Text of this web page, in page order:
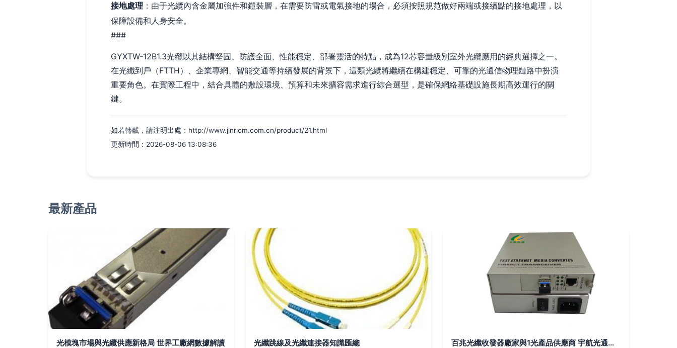
接地處理 ：由于光纜內含金屬加強件和鎧裝層，在需要防雷或電氣接地的場合，必須按照規范做好兩端或接續點的接地處理，以
保障設備和人身安全。
###
GYXTW-12B1.3光纜以其結構堅固、防護全面、性能穩定、部署靈活的特點，成為12芯容量級別室外光纜應用的經典選擇之一。
在光纖到戶（FTTH）、企業專網、智能交通等持續發展的背景下，這類光纜將繼續在構建穩定、可靠的光通信物理鏈路中扮演
重要角色。在實際工程中，結合具體的敷設環境、預算和未來擴容需求進行綜合選型，是確保網絡基礎設施長期高效運行的關
鍵。
如若轉載，請注明出處：http://www.jinricm.com.cn/product/21.html
更新時間：2026-08-06 13:08:36
最新產品
光模塊市場與光纜供應新格局 世界工廠網數據解讀 光纖跳線及光纖連接器知識匯總 百兆光纖收發器廠家與1光產品供應商 宇航光通科技實力解析